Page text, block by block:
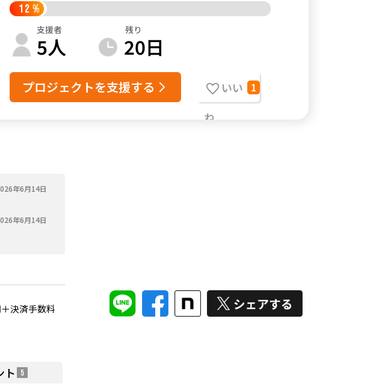
鹿児島 沖縄
12 %
支援者
5人
残り
20日
プロジェクトを支援する
いい
ね
1
年6月14日
年6月14日
決済手数料
ト 5